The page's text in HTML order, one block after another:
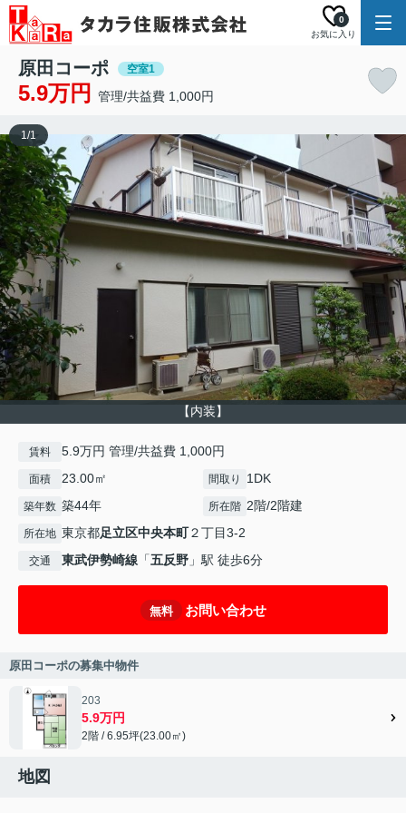
お気に入り
0
原田コーポ 空室1
5.9万円 管理/共益費 1,000円
【内装】
1/1
賃料 5.9万円 管理/共益費 1,000円
面積 23.00㎡ 間取り 1DK
築年数 築44年 所在階 2階/2階建
所在地 東京都足立区中央本町２丁目3-2
交通 東武伊勢崎線 「五反野 」駅 徒歩6分
無料 お問い合わせ
原田コーポの募集中物件
203
5.9万円
2階 / 6.95坪(23.00㎡)
地図